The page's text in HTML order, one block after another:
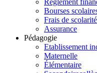
Bourses
Frais de scolarité
Assurance
Pédagogie
Etablissement
Maternelle
Élémentaire